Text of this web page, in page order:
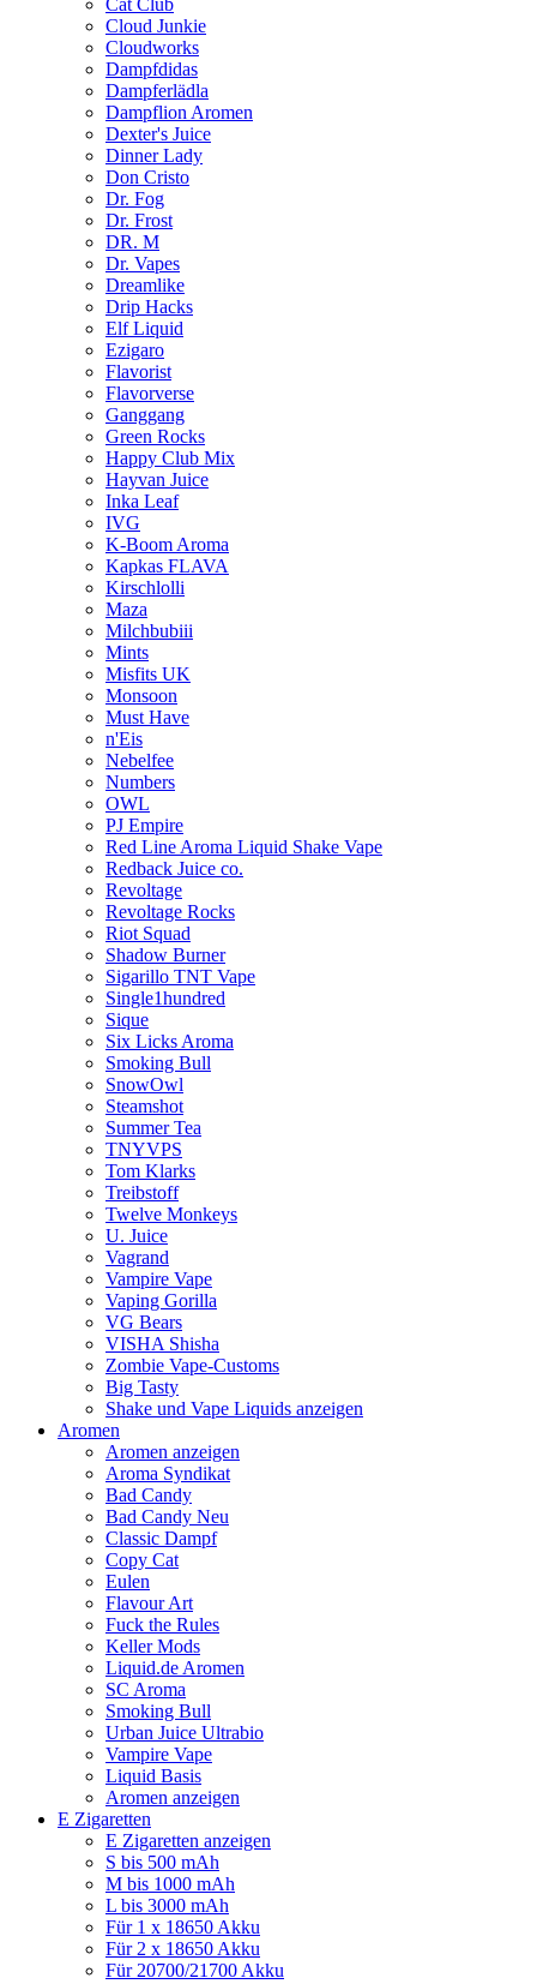
Cat Club
Cloud Junkie
Cloudworks
Dampfdidas
Dampferlädla
Dampflion Aromen
Dexter's Juice
Dinner Lady
Don Cristo
Dr. Fog
Dr. Frost
DR. M
Dr. Vapes
Dreamlike
Drip Hacks
Elf Liquid
Ezigaro
Flavorist
Flavorverse
Ganggang
Green Rocks
Happy Club Mix
Hayvan Juice
Inka Leaf
IVG
K-Boom Aroma
Kapkas FLAVA
Kirschlolli
Maza
Milchbubiii
Mints
Misfits UK
Monsoon
Must Have
n'Eis
Nebelfee
Numbers
OWL
PJ Empire
Red Line Aroma Liquid Shake Vape
Redback Juice co.
Revoltage
Revoltage Rocks
Riot Squad
Shadow Burner
Sigarillo TNT Vape
Single1hundred
Sique
Six Licks Aroma
Smoking Bull
SnowOwl
Steamshot
Summer Tea
TNYVPS
Tom Klarks
Treibstoff
Twelve Monkeys
U. Juice
Vagrand
Vampire Vape
Vaping Gorilla
VG Bears
VISHA Shisha
Zombie Vape-Customs
Big Tasty
Shake und Vape Liquids anzeigen
Aromen
Aromen anzeigen
Aroma Syndikat
Bad Candy
Bad Candy Neu
Classic Dampf
Copy Cat
Eulen
Flavour Art
Fuck the Rules
Keller Mods
Liquid.de Aromen
SC Aroma
Smoking Bull
Urban Juice Ultrabio
Vampire Vape
Liquid Basis
Aromen anzeigen
E Zigaretten
E Zigaretten anzeigen
S bis 500 mAh
M bis 1000 mAh
L bis 3000 mAh
Für 1 x 18650 Akku
Für 2 x 18650 Akku
Für 20700/21700 Akku